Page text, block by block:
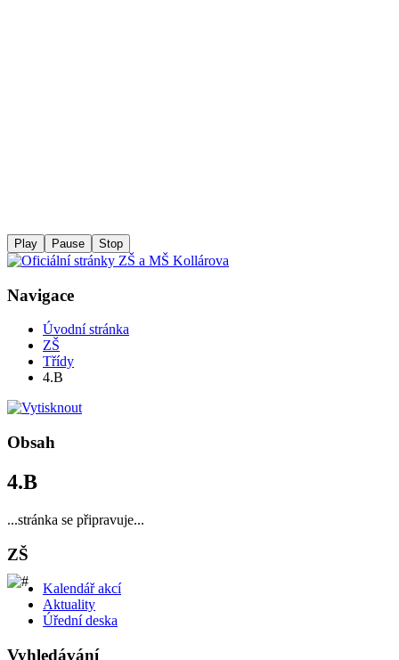
Play Pause Stop
Navigace
Úvodní stránka
ZŠ
Třídy
4.B
Obsah
4.B
...stránka se připravuje...
ZŠ
Kalendář akcí
Aktuality
Úřední deska
Vyhledávání